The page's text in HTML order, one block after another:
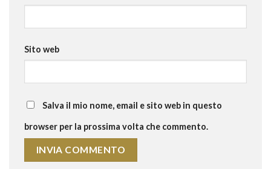
Sito web
Salva il mio nome, email e sito web in questo
browser per la prossima volta che commento.